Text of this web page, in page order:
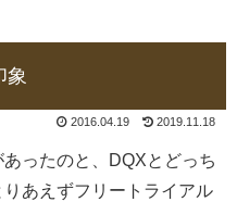
象
2016.04.19 2019.11.18
ったのと、DQXとどっち
あえずフリートライアル